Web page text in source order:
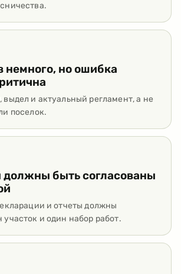
немного, но ошибка
и актуальный регламент, а не
поселок.
быть согласованы
и отчеты должны
участок и один набор работ.